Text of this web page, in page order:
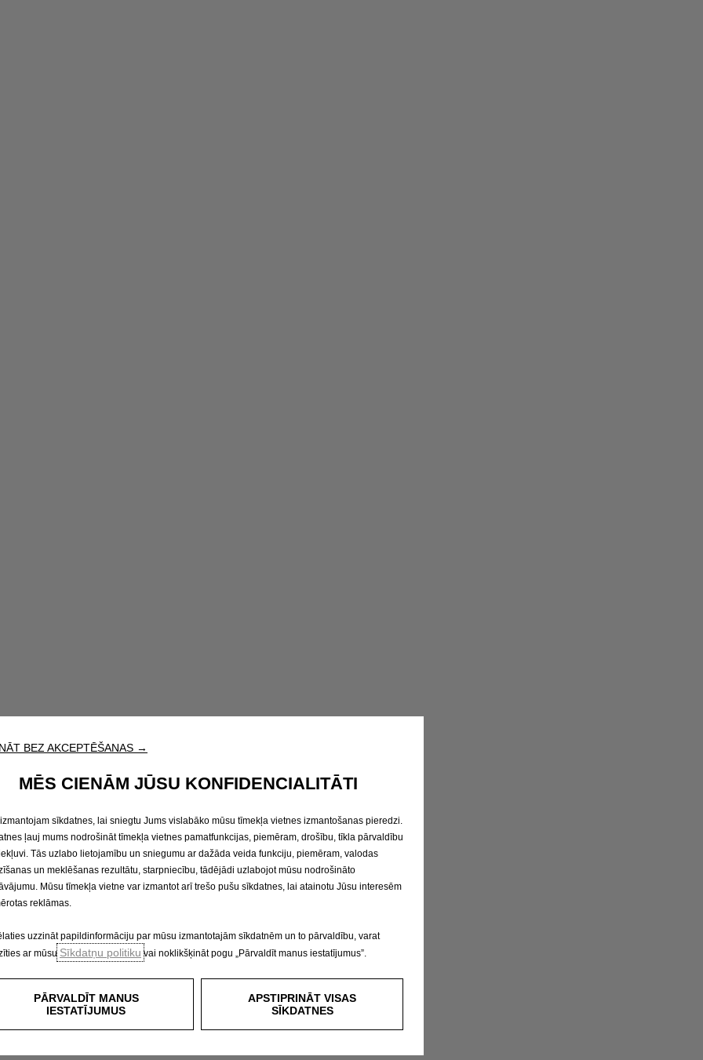
BEZ AKCEPTĒŠANAS →
MĒS CIENĀM JŪSU KONFIDENCIALITĀTI
sīkdatnes, lai sniegtu Jums vislabāko mūsu tīmekļa vietnes izmantošanas pieredzi.
ļauj mums nodrošināt tīmekļa vietnes pamatfunkcijas, piemēram, drošību, tīkla pārvaldību
Tās uzlabo lietojamību un sniegumu ar dažāda veida funkciju, piemēram, valodas
un meklēšanas rezultātu, starpniecību, tādējādi uzlabojot mūsu nodrošināto
Mūsu tīmekļa vietne var izmantot arī trešo pušu sīkdatnes, lai atainotu Jūsu interesēm
reklāmas.
uzzināt papildinformāciju par mūsu izmantotajām sīkdatnēm un to pārvaldību, varat
ar mūsu Sīkdatņu politiku vai noklikšķināt pogu „Pārvaldīt manus iestatījumus”.
PĀRVALDĪT MANUS
IESTATĪJUMUS
APSTIPRINĀT VISAS
SĪKDATNES